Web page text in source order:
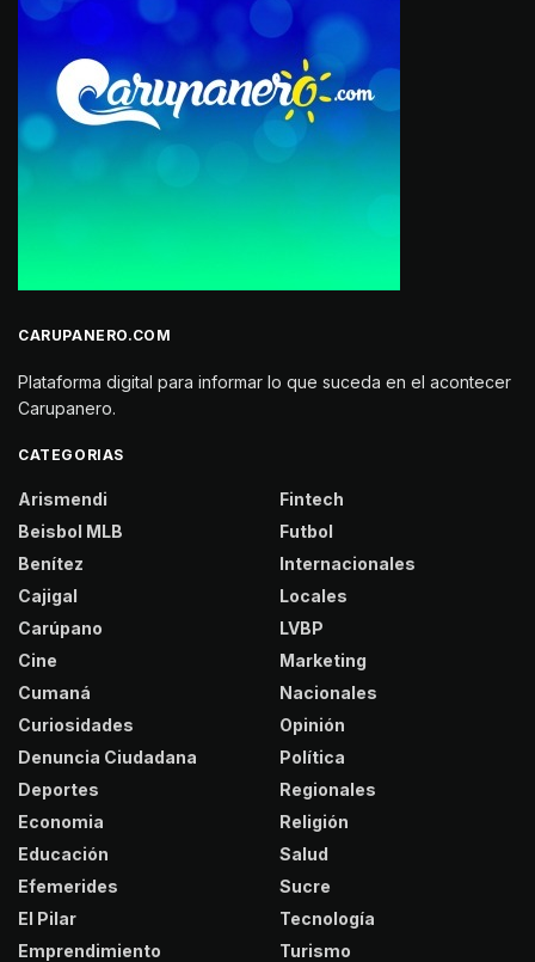
CARUPANERO.COM
Plataforma digital para informar lo que suceda en el acontecer
Carupanero.
CATEGORIAS
Arismendi
Beisbol MLB
Benítez
Cajigal
Carúpano
Cine
Cumaná
Curiosidades
Denuncia Ciudadana
Deportes
Economia
Educación
Efemerides
El Pilar
Emprendimiento
Fintech
Futbol
Internacionales
Locales
LVBP
Marketing
Nacionales
Opinión
Política
Regionales
Religión
Salud
Sucre
Tecnología
Turismo